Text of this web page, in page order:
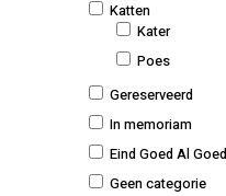
Katten
Kater
Poes
Gereserveerd
In memoriam
Eind Goed Al Goed
Geen categorie